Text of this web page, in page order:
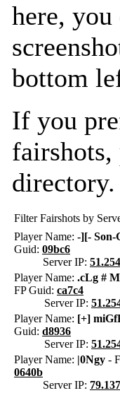
here,
bottom
If you
fairshots,
directory.
Filter Fairshots by
Player Name: -][- Son-
Guid: 09bc6
Server IP:
Player Name: .cLg #
FP Guid: ca7c4
Server IP:
Player Name: [+]
Guid: d8936
Server IP:
Player Name: |0Ngy -
0640b
Server IP: